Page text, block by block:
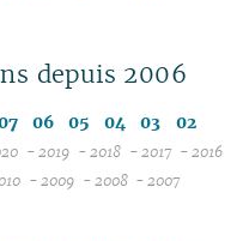
depuis 2006
06 05 04 03
02
- 2019 - 2018 - 2017 - 2016
- 2009 - 2008 - 2007